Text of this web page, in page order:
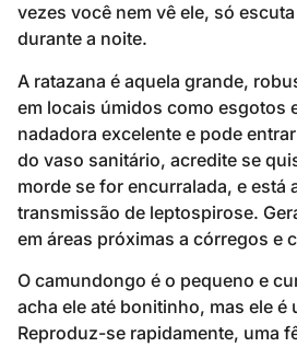
vezes você nem vê ele, só
durante a noite.
A ratazana é aquela grande,
em locais úmidos como esgotos
nadadora excelente e pode
do vaso sanitário, acredite se
morde se for encurralada, e está
transmissão de leptospirose.
em áreas próximas a córregos e
O camundongo é o pequeno e
acha ele até bonitinho, mas ele é
Reproduz-se rapidamente, uma